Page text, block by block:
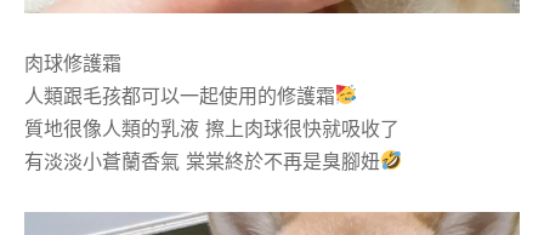
肉球修護霜
人類跟毛孩都可以一起使用的修護霜
質地很像人類的乳液 擦上肉球很快就吸收了
有淡淡小蒼蘭香氣 棠棠終於不再是臭腳妞